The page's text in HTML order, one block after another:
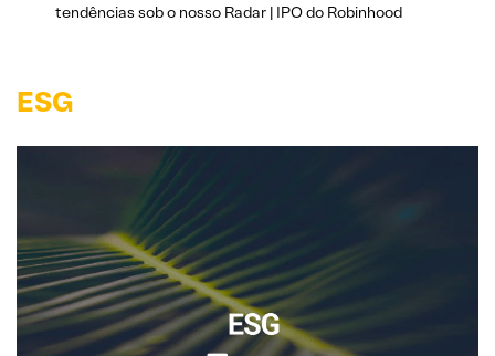
tendências sob o nosso Radar | IPO do Robinhood
ESG